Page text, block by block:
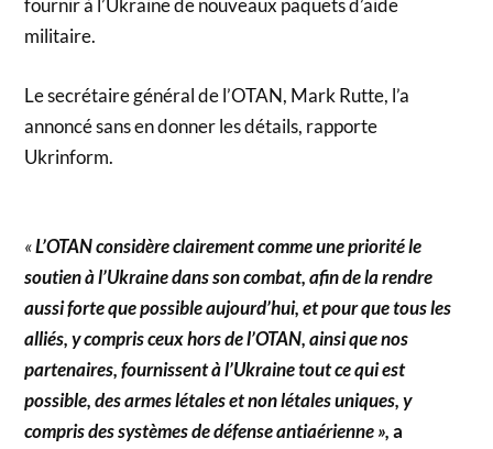
fournir à l’Ukraine de nouveaux paquets d’aide
militaire.
Le secrétaire général de l’OTAN, Mark Rutte, l’a
annoncé sans en donner les détails, rapporte
Ukrinform.
«L’OTAN considère clairement comme une priorité le
soutien à l’Ukraine dans son combat, afin de la rendre
aussi forte que possible aujourd’hui, et pour que tous les
alliés, y compris ceux hors de l’OTAN, ainsi que nos
partenaires, fournissent à l’Ukraine tout ce qui est
possible, des armes létales et non létales uniques, y
compris des systèmes de défense antiaérienne »,a